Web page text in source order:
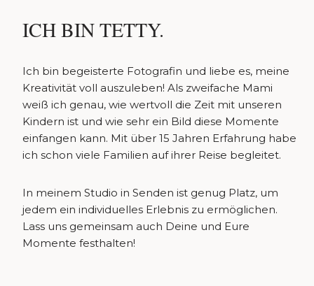
ICH BIN TETTY.
Ich bin begeisterte Fotografin und liebe es, meine
Kreativität voll auszuleben! Als zweifache Mami
weiß ich genau, wie wertvoll die Zeit mit unseren
Kindern ist und wie sehr ein Bild diese Momente
einfangen kann. Mit über 15 Jahren Erfahrung habe
ich schon viele Familien auf ihrer Reise begleitet.
In meinem Studio in Senden ist genug Platz, um
jedem ein individuelles Erlebnis zu ermöglichen.
Lass uns gemeinsam auch Deine und Eure
Momente festhalten!